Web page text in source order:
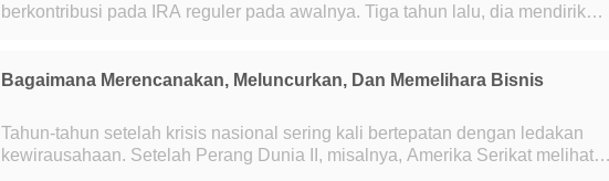
berkontribusi pada IRA reguler pada awalnya. Tiga tahun lalu, dia mendirikan
Bagaimana Merencanakan, Meluncurkan, Dan Memelihara Bisnis
Tahun-tahun setelah krisis nasional sering kali bertepatan dengan ledakan
kewirausahaan. Setelah Perang Dunia II, misalnya, Amerika Serikat melihat